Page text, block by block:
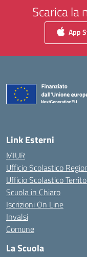
Scarica la
App
Link Esterni
MIUR
Ufficio Scolastico
Ufficio Scolastico
Scuola in Chiaro
Iscrizioni On Line
Invalsi
Comune
La Scuola